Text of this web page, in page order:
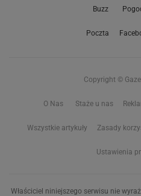
Buzz
Poczta
Copyright ©
O Nas Staże u nas
Wszystkie artykuły Zasady
Ustawienia
Właściciel niniejszego serwisu nie